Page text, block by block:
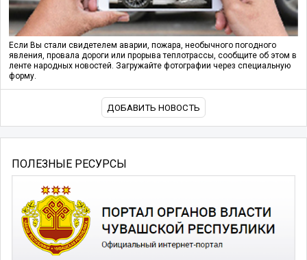
Если Вы стали свидетелем аварии, пожара, необычного погодного
явления, провала дороги или прорыва теплотрассы, сообщите об этом в
ленте народных новостей. Загружайте фотографии через специальную
форму.
ДОБАВИТЬ НОВОСТЬ
ПОЛЕЗНЫЕ РЕСУРСЫ